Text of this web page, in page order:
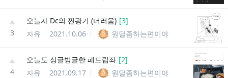
3
오늘자 Dc의 찐광기 (더러움) [3]
자유
2021.10.06 원딜좀하는편이야
4
오늘도 싱글벙글한 패드립좌 [2]
자유
2021.09.17 원딜좀하는편이야